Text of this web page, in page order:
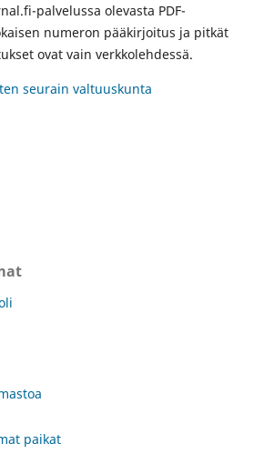
palvelussa olevasta PDF-
numeron pääkirjoitus ja pitkät
ovat vain verkkolehdessä.
seurain valtuuskunta
paikat